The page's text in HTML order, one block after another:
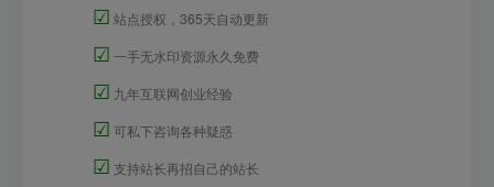
☑ 站点授权，365天自动更新
☑ 一手无水印资源永久免费
☑ 九年互联网创业经验
☑ 可私下咨询各种疑惑
☑ 支持站长再招自己的站长